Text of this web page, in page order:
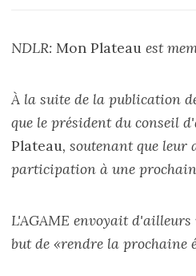
NDLR: Mon Plateau est
À la suite de la publication
que le président du conseil
Plateau, soutenant que
participation à une
L'AGAME envoyait
but de «rendre la prochaine